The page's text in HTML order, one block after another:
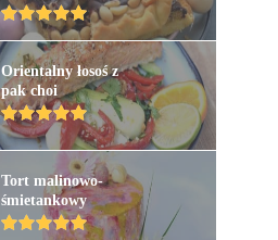
Orientalny łosoś z
pak choi
Tort malinowo-
śmietankowy